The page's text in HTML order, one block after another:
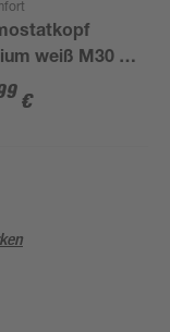
weiß M30 x
€